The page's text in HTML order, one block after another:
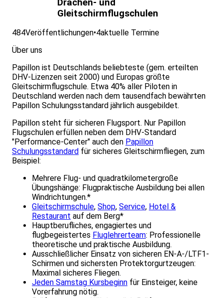
Drachen- und
Gleitschirmflugschulen
484Veröffentlichungen•4aktuelle Termine
Über uns
Papillon ist Deutschlands beliebteste (gem. erteilten
DHV-Lizenzen seit 2000) und Europas größte
Gleitschirmflugschule. Etwa 40% aller Piloten in
Deutschland werden nach dem tausendfach bewährten
Papillon Schulungsstandard jährlich ausgebildet.
Papillon steht für sicheren Flugsport. Nur Papillon
Flugschulen erfüllen neben dem DHV-Standard
"Performance-Center" auch den Papillon
Schulungsstandard für sicheres Gleitschirmfliegen, zum
Beispiel:
Mehrere Flug- und quadratkilometergroße
Übungshänge: Flugpraktische Ausbildung bei allen
Windrichtungen.*
Gleitschirmschule, Shop, Service, Hotel &
Restaurant auf dem Berg*
Hauptberufliches, engagiertes und
flugbegeistertes Fluglehrerteam: Professionelle
theoretische und praktische Ausbildung.
Ausschließlicher Einsatz von sicheren EN-A-/LTF1-
Schirmen und sichersten Protektorgurtzeugen:
Maximal sicheres Fliegen.
Jeden Samstag Kursbeginn für Einsteiger, keine
Vorerfahrung nötig.